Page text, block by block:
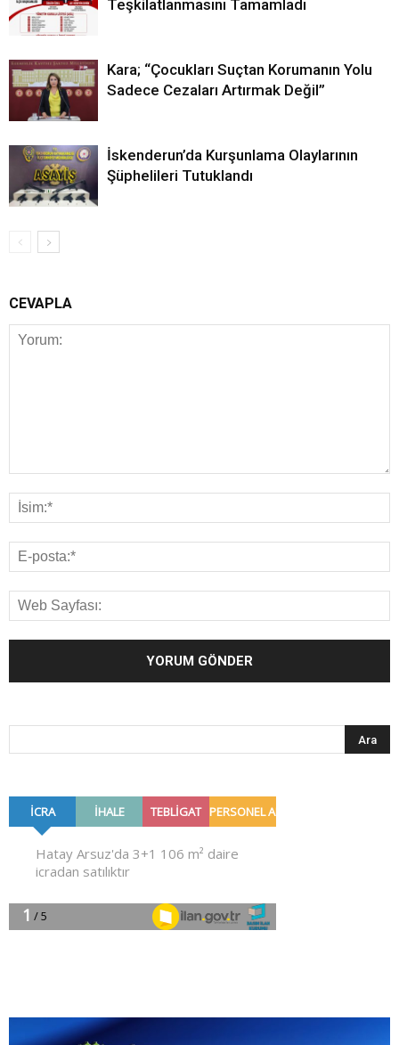
Teşkilatlanmasını Tamamladı
Kara; “Çocukları Suçtan Korumanın Yolu
Sadece Cezaları Artırmak Değil”
İskenderun’da Kurşunlama Olaylarının
Şüphelileri Tutuklandı
CEVAPLA